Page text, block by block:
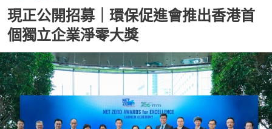
現正公開招募｜環保促進會推出香港首
個獨立企業淨零大獎